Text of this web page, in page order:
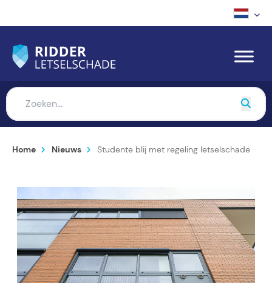
Home Nieuws Studente blij met regeling letselschade